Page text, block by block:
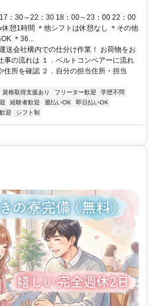
：30～22：30 18：00～23：00 22：00
憩1時間 ＊他シフトは休憩なし ＊その他
＊36...
送会社構内での仕分け作業！ お荷物をお
事の流れは １．ベルトコンベアーに流れ
住所を確認 ２．自分の担当住所・担当
資格取得支援あり フリーター歓迎
学歴不問
経験者歓迎 週払いOK
即日払いOK
迎 シフト制